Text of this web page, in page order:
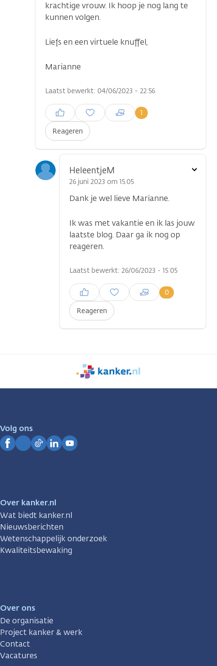
krachtige vrouw. Ik hoop je nog lang te
kunnen volgen.
Liefs en een virtuele knuffel,
Marianne
Laatst bewerkt: 04/06/2023 - 22:56
Reageren
1
Inloggen om een reactie te
plaatsen
HeleentjeM
26 juni 2023 om 15.05
Dank je wel lieve Marianne.
Ik was met vakantie en ik las jouw
laatste blog. Daar ga ik nog op
reageren.
Laatst bewerkt: 26/06/2023 - 15:05
Reageren
0
Inloggen om een reactie te
plaatsen
Toon
We
zijn
Volg ons
Over kanker.nl
Wat biedt kanker.nl
Nieuwsberichten
Wetenschappelijk onderzoek
Kwaliteitsbewaking
Over ons
De organisatie
Project kanker & werk
Contact
Vacatures